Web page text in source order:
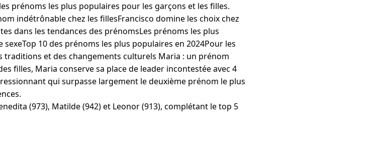
prénoms les plus populaires pour les garçons et les filles.
indétrônable chez les fillesFrancisco domine les choix chez
dans les tendances des prénomsLes prénoms les plus
10 des prénoms les plus populaires en 2024Pour les
traditions et des changements culturels Maria : un prénom
filles, Maria conserve sa place de leader incontestée avec 4
qui surpasse largement le deuxième prénom le plus
(973), Matilde (942) et Leonor (913), complétant le top 5